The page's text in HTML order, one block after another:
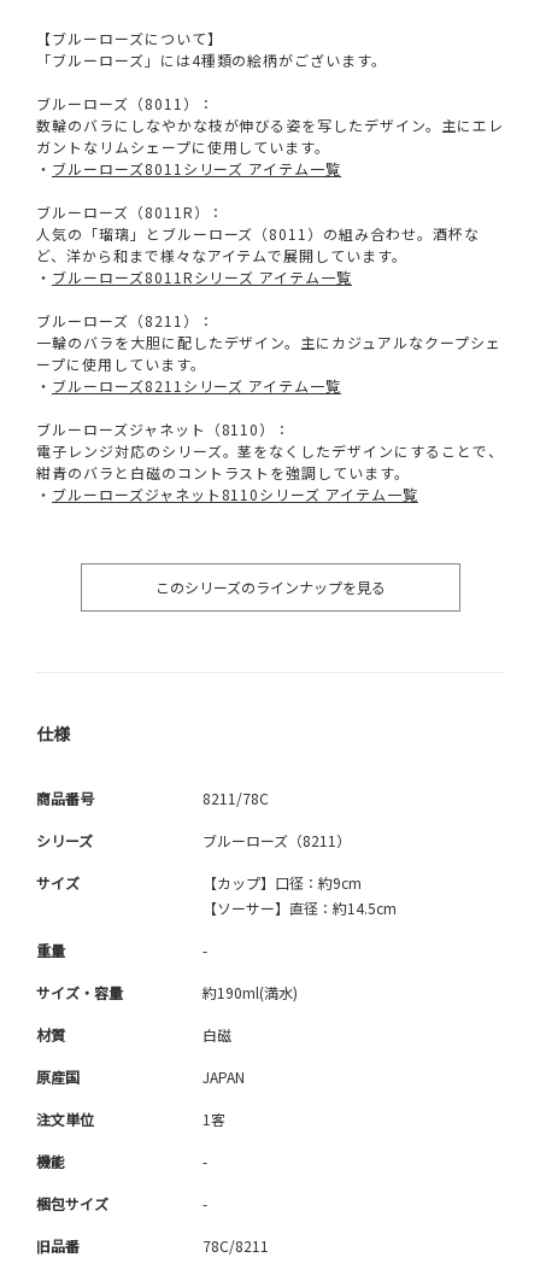
【ブルーローズについて】
「ブルーローズ」には4種類の絵柄がございます。
ブルーローズ（8011）：
数輪のバラにしなやかな枝が伸びる姿を写したデザイン。主にエレ
ガントなリムシェープに使用しています。
・ ブルーローズ8011シリーズ アイテム一覧
ブルーローズ（8011R）：
人気の「瑠璃」とブルーローズ（8011）の組み合わせ。酒杯な
ど、洋から和まで様々なアイテムで展開しています。
・ ブルーローズ8011Rシリーズ アイテム一覧
ブルーローズ（8211）：
一輪のバラを大胆に配したデザイン。主にカジュアルなクープシェ
ープに使用しています。
・ ブルーローズ8211シリーズ アイテム一覧
ブルーローズジャネット（8110）：
電子レンジ対応のシリーズ。茎をなくしたデザインにすることで、
紺青のバラと白磁のコントラストを強調しています。
・ ブルーローズジャネット8110シリーズ アイテム一覧
このシリーズのラインナップを見る
仕様
商品番号 8211/78C
シリーズ ブルーローズ（8211）
サイズ
【カップ】口径：約9cm
【ソーサー】直径：約14.5cm
重量 -
サイズ・容量 約190ml(満水)
材質 白磁
原産国 JAPAN
注文単位 1客
機能 -
梱包サイズ -
旧品番 78C/8211